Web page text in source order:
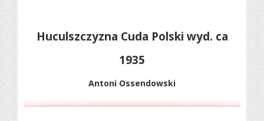
Huculszczyzna Cuda Polski wyd. ca
1935
Antoni Ossendowski